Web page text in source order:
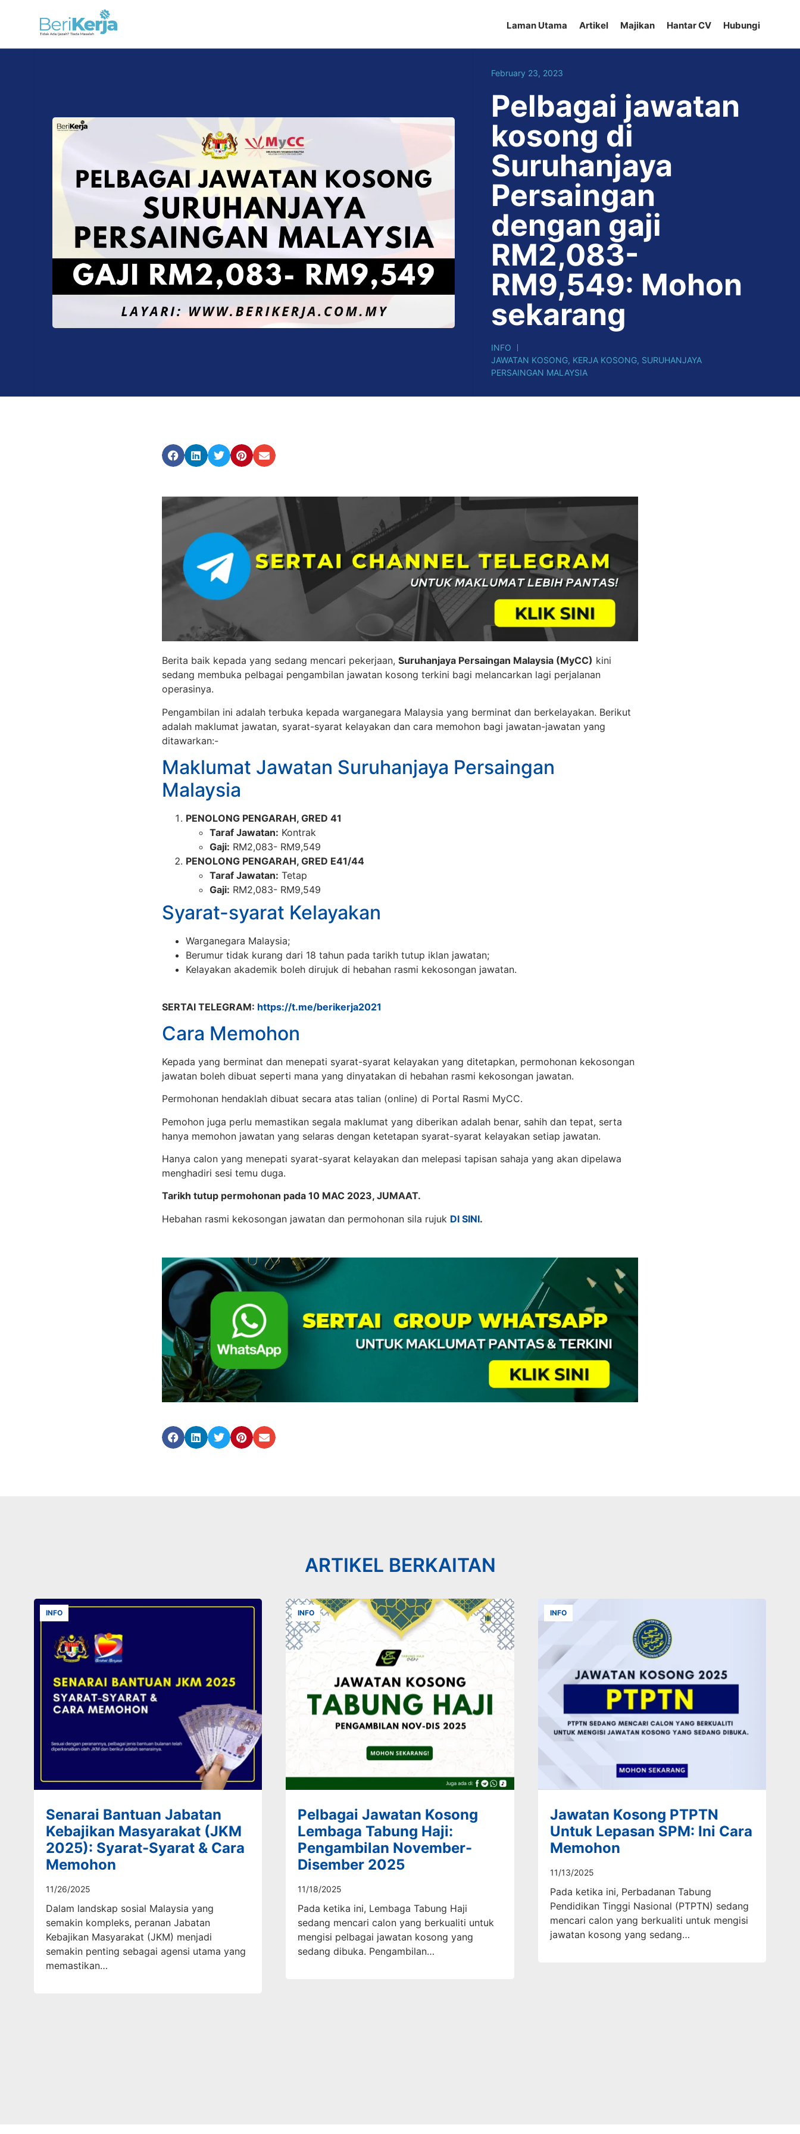
Laman Utama Artikel Majikan Hantar CV Hubungi
February 23, 2023
Pelbagai jawatan
kosong di
Suruhanjaya
Persaingan
dengan gaji
RM2,083-
RM9,549: Mohon
sekarang
INFO
JAWATAN KOSONG, KERJA KOSONG, SURUHANJAYA
PERSAINGAN MALAYSIA
Berita baik kepada yang sedang mencari pekerjaan, Suruhanjaya Persaingan Malaysia (MyCC) kini
sedang membuka pelbagai pengambilan jawatan kosong terkini bagi melancarkan lagi perjalanan
operasinya.
Pengambilan ini adalah terbuka kepada warganegara Malaysia yang berminat dan berkelayakan. Berikut
adalah maklumat jawatan, syarat-syarat kelayakan dan cara memohon bagi jawatan-jawatan yang
ditawarkan:-
Maklumat Jawatan Suruhanjaya Persaingan
Malaysia
PENOLONG PENGARAH, GRED 41
Taraf Jawatan: Kontrak
Gaji: RM2,083- RM9,549
PENOLONG PENGARAH, GRED E41/44
Taraf Jawatan: Tetap
Gaji: RM2,083- RM9,549
Syarat-syarat Kelayakan
Warganegara Malaysia;
Berumur tidak kurang dari 18 tahun pada tarikh tutup iklan jawatan;
Kelayakan akademik boleh dirujuk di hebahan rasmi kekosongan jawatan.
SERTAI TELEGRAM: https://t.me/berikerja2021
Cara Memohon
Kepada yang berminat dan menepati syarat-syarat kelayakan yang ditetapkan, permohonan kekosongan
jawatan boleh dibuat seperti mana yang dinyatakan di hebahan rasmi kekosongan jawatan.
Permohonan hendaklah dibuat secara atas talian (online) di Portal Rasmi MyCC.
Pemohon juga perlu memastikan segala maklumat yang diberikan adalah benar, sahih dan tepat, serta
hanya memohon jawatan yang selaras dengan ketetapan syarat-syarat kelayakan setiap jawatan.
Hanya calon yang menepati syarat-syarat kelayakan dan melepasi tapisan sahaja yang akan dipelawa
menghadiri sesi temu duga.
Tarikh tutup permohonan pada 10 MAC 2023, JUMAAT.
Hebahan rasmi kekosongan jawatan dan permohonan sila rujuk DI SINI.
ARTIKEL BERKAITAN
INFO
Senarai Bantuan Jabatan
Kebajikan Masyarakat (JKM
2025): Syarat-Syarat & Cara
Memohon
11/26/2025
Dalam landskap sosial Malaysia yang
semakin kompleks, peranan Jabatan
Kebajikan Masyarakat (JKM) menjadi
semakin penting sebagai agensi utama yang
memastikan…
INFO
Pelbagai Jawatan Kosong
Lembaga Tabung Haji:
Pengambilan November-
Disember 2025
11/18/2025
Pada ketika ini, Lembaga Tabung Haji
sedang mencari calon yang berkualiti untuk
mengisi pelbagai jawatan kosong yang
sedang dibuka. Pengambilan…
INFO
Jawatan Kosong PTPTN
Untuk Lepasan SPM: Ini Cara
Memohon
11/13/2025
Pada ketika ini, Perbadanan Tabung
Pendidikan Tinggi Nasional (PTPTN) sedang
mencari calon yang berkualiti untuk mengisi
jawatan kosong yang sedang…